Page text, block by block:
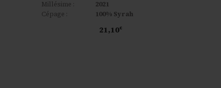
Millésime :
2021
Cépage :
100% Syrah
21,10€